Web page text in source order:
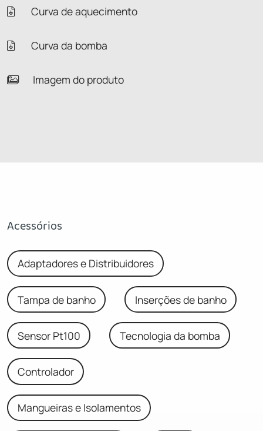
Curva de aquecimento
Curva da bomba
Imagem do produto
Acessórios
Adaptadores e Distribuidores
Tampa de banho Inserções de banho
Sensor Pt100 Tecnologia da bomba
Controlador
Mangueiras e Isolamentos